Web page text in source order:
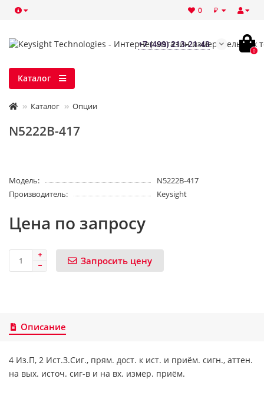
₽
0
+7 (499) 213-21-43
0
Каталог
Каталог Опции
N5222B-417
Модель:
N5222B-417
Производитель:
Keysight
Цена по запросу
Запросить цену
Описание
4 Из.П, 2 Ист.З.Сиг., прям. дост. к ист. и приём. сигн., аттен.
на вых. источ. сиг-в и на вх. измер. приём.